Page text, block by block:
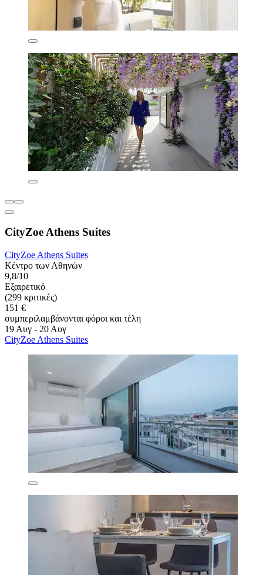
CityZoe Athens Suites
CityZoe Athens Suites
Κέντρο των Αθηνών
9,8/10
Εξαιρετικό
(299 κριτικές)
151 €
συμπεριλαμβάνονται φόροι και τέλη
19 Αυγ - 20 Αυγ
CityZoe Athens Suites